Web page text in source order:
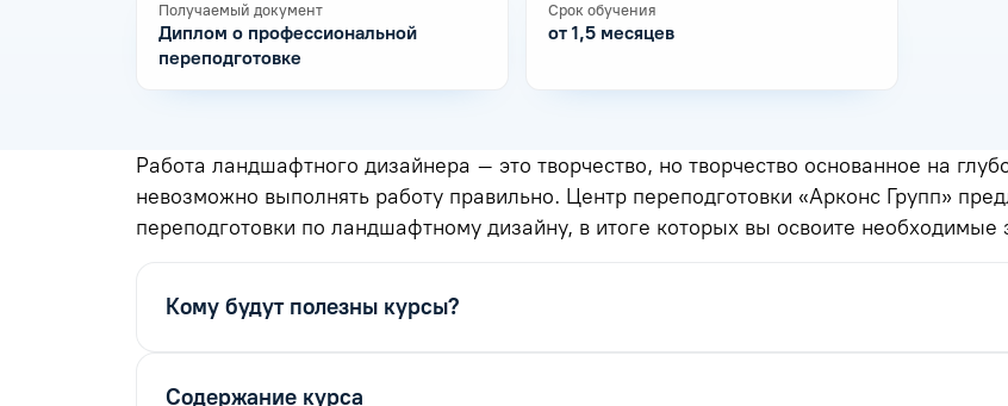
Получаемый документ
Диплом о профессиональной
переподготовке
Срок обучения
от 1,5 месяцев
Работа ландшафтного дизайнера – это творчество, но творчество основанное на
невозможно выполнять работу правильно. Центр переподготовки «Арконс Групп»
переподготовки по ландшафтному дизайну, в итоге которых вы освоите необходимые
Кому будут полезны курсы?
Содержание курса